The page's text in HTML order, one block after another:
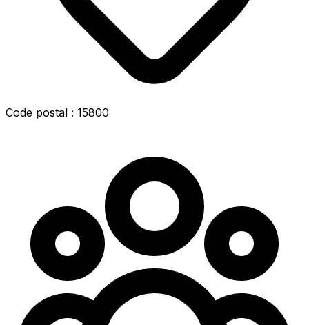
Code postal : 15800